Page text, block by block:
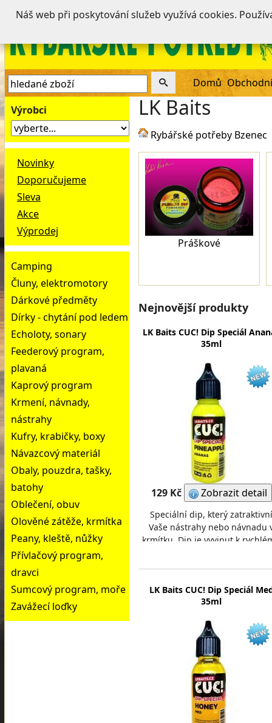
Domů
Výrobci
Novinky
Doporučujeme
Sleva
Akce
Výprodej
Camping
Čluny, elektromotory
Dárkové předměty
Dírky - chytání pod ledem
Echoloty, sonary
Feederový program,
plavaná
Kaprový program
Krmení, návnady,
nástrahy
Kufry, krabičky, boxy
Návazcový materiál
Obaly, pouzdra, tašky,
batohy
Oblečení, obuv
Olověné zátěže, krmítka
Peany, kleště, nůžky
Přívlačový program,
dravci
Sumcový program, moře
Zavážecí loďky
LK Baits
Rybářské potřeby Bzenec
Práškové
Nejnovější produkty
LK Baits CUC! Dip Speciál
35ml
129 Kč Zobrazit detail
Speciální dip, který zatraktivní
Vaše nástrahy nebo návnadu
krmítku. Dip je vyvinut k
LK Baits CUC! Dip Speciál
35ml
Náš web při poskytování služeb využívá cookies.